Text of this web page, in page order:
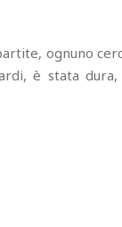
ognuno
è stata